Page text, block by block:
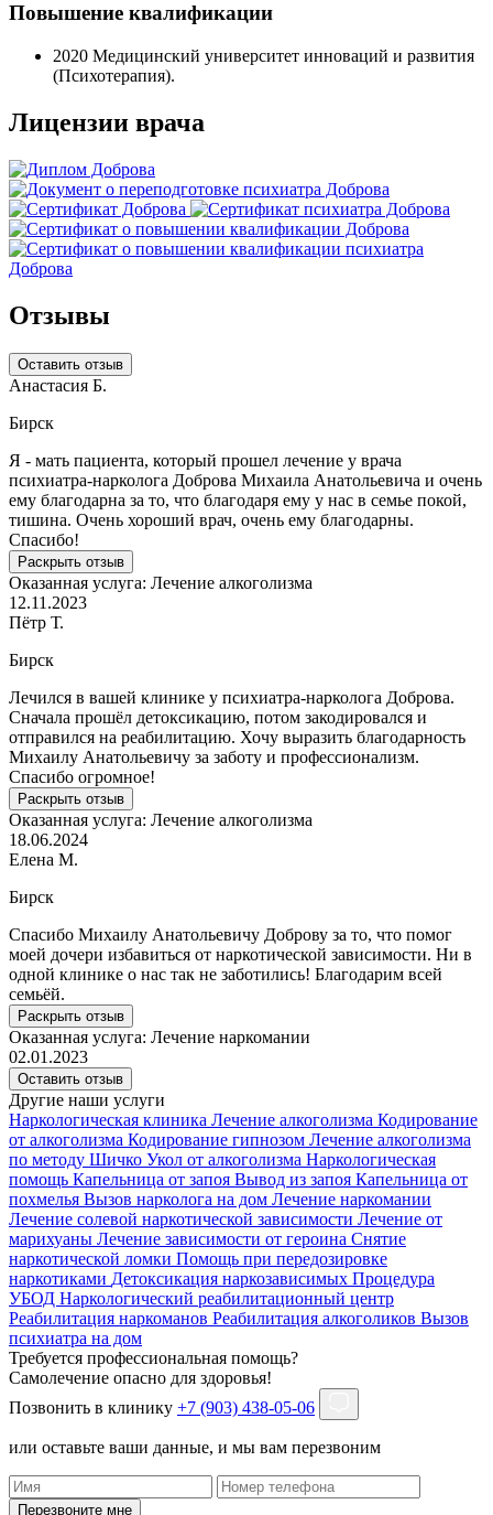
Повышение квалификации
2020 Медицинский университет инноваций и развития
(Психотерапия).
Лицензии врача
Отзывы
Оставить отзыв
Анастасия Б.
Бирск
Я - мать пациента, который прошел лечение у врача
психиатра-нарколога Доброва Михаила Анатольевича и очень
ему благодарна за то, что благодаря ему у нас в семье покой,
тишина. Очень хороший врач, очень ему благодарны.
Спасибо!
Раскрыть отзыв
Оказанная услуга: Лечение алкоголизма
12.11.2023
Пётр Т.
Бирск
Лечился в вашей клинике у психиатра-нарколога Доброва.
Сначала прошёл детоксикацию, потом закодировался и
отправился на реабилитацию. Хочу выразить благодарность
Михаилу Анатольевичу за заботу и профессионализм.
Спасибо огромное!
Раскрыть отзыв
Оказанная услуга: Лечение алкоголизма
18.06.2024
Елена М.
Бирск
Спасибо Михаилу Анатольевичу Доброву за то, что помог
моей дочери избавиться от наркотической зависимости. Ни в
одной клинике о нас так не заботились! Благодарим всей
семьёй.
Раскрыть отзыв
Оказанная услуга: Лечение наркомании
02.01.2023
Оставить отзыв
Другие наши услуги
Наркологическая клиника Лечение алкоголизма Кодирование
от алкоголизма Кодирование гипнозом Лечение алкоголизма
по методу Шичко Укол от алкоголизма Наркологическая
помощь Капельница от запоя Вывод из запоя Капельница от
похмелья Вызов нарколога на дом Лечение наркомании
Лечение солевой наркотической зависимости Лечение от
марихуаны Лечение зависимости от героина Снятие
наркотической ломки Помощь при передозировке
наркотиками Детоксикация наркозависимых Процедура
УБОД Наркологический реабилитационный центр
Реабилитация наркоманов Реабилитация алкоголиков Вызов
психиатра на дом
Требуется профессиональная помощь?
Самолечение опасно для здоровья!
Позвонить в клинику +7 (903) 438-05-06
или оставьте ваши данные, и мы вам перезвоним
Перезвоните мне